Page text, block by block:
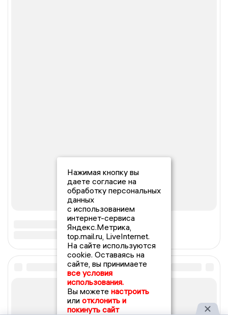
Нажимая кнопку вы
даете согласие на
обработку персональных
данных
с использованием
интернет-сервиса
Яндекс.Метрика,
top.mail.ru, LiveInternet.
На сайте используются
cookie. Оставаясь на
сайте, вы принимаете
все условия
использования.
Вы можете настроить
или отклонить и
покинуть сайт